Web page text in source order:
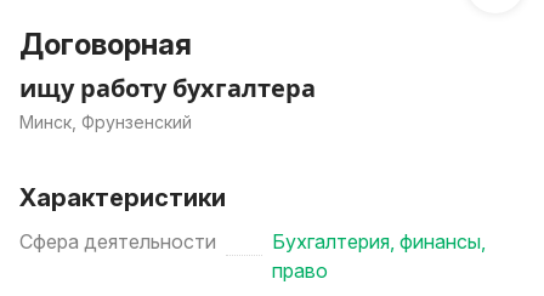
Договорная
ищу работу бухгалтера
Минск, Фрунзенский
Характеристики
Сфера деятельности
Бухгалтерия, финансы,
право